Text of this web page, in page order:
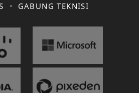
GABUNG TEKNISI